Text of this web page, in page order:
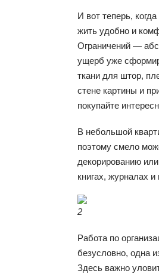
И вот теперь,
жить удобно и
Ограничений —
ущерб уже
ткани для штор,
стене картины и
покупайте
В небольшой
поэтому смело
декорированию
книгах, журналах
2
Работа по
безусловно, одна
Здесь важно